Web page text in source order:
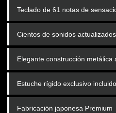
Teclado de 61 notas de
Cientos de sonidos actualizados
Elegante construcción
Estuche rígido exclusivo incluido
Fabricación japonesa Premium